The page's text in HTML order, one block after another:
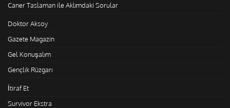
Caner Taslaman ile Aklımdaki Sorular
Doktor Aksoy
Gazete Magazin
Gel Konuşalım
Gençlik Rüzgarı
İtiraf Et
Survivor Ekstra